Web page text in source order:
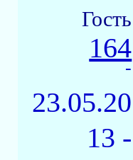
Гость
164
-
23.05.20
13 -